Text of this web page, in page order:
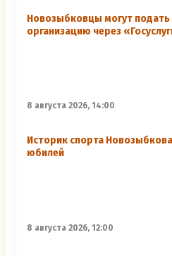
Новозыбковцы могут
организацию через
8 августа 2026, 14:00
Историк спорта
юбилей
8 августа 2026, 12:00